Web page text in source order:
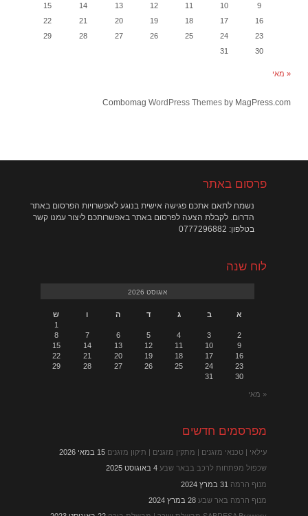
9
10
11
12
13
14
15
16
17
18
19
20
21
22
23
24
25
26
27
28
29
30
31
« מאי
Combomag WordPress Themesby MagPress.com
פרסום באתר
נשמח לתאם אתכם פגישה אישית בנוגע לאפשרויות הפרסום באתר
הדרום. לקבלת הצעה לפרסום באתר באפשרותכם ליצור עמנו קשר
בטלפון: 0777296882
לוח שנה
אוגוסט 2026
א ב ג ד ה ו
ש
1
2
3
4
5
6
7
8
9
10
11
12
13
14
15
16
17
18
19
20
21
22
23
24
25
26
27
28
29
30
31
« מאי
מפרסמים חדשים
עילאי | טכנאי מזגנים | מתקין מזגנים | תיקון מזגנים 15 במאי 2026
שכפול מפתחות לרכב בבאר שבע 4 באוגוסט 2025
מנוף הרמה 31 במרץ 2024
מנוף הרמה באר שבע 28 במרץ 2024